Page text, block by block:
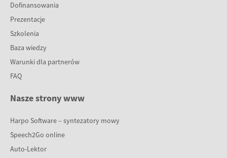
Dofinansowania
Prezentacje
Szkolenia
Baza wiedzy
Warunki dla partnerów
FAQ
Nasze strony www
Harpo Software – syntezatory mowy
Speech2Go online
Auto-Lektor